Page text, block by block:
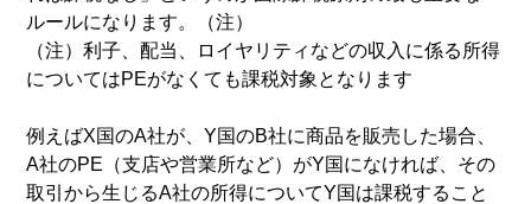
ルールになります。（注）
（注）利子、配当、ロイヤリティなどの収入に係る所得
についてはPEがなくても課税対象となります
例えばX国のA社が、Y国のB社に商品を販売した場合、
A社のPE（支店や営業所など）がY国になければ、その
取引から生じるA社の所得についてY国は課税すること